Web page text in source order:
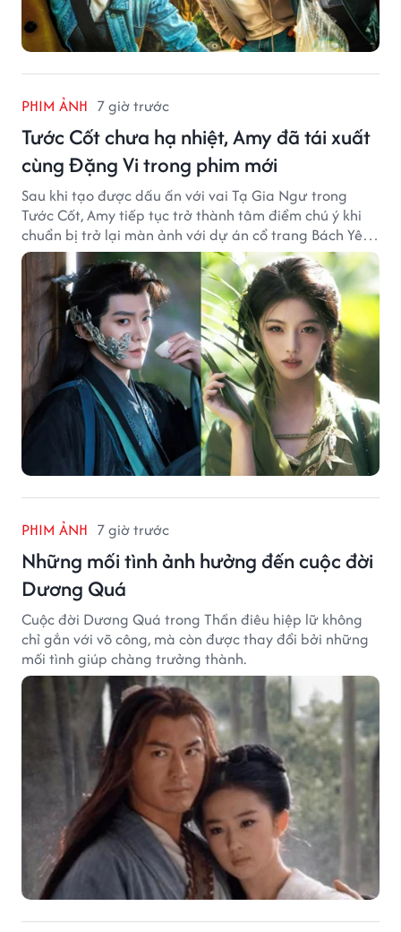
PHIM ẢNH 7 giờ trước
Tước Cốt chưa hạ nhiệt, Amy đã tái xuất
cùng Đặng Vi trong phim mới
Sau khi tạo được dấu ấn với vai Tạ Gia Ngư trong
Tước Cốt, Amy tiếp tục trở thành tâm điểm chú ý khi
chuẩn bị trở lại màn ảnh với dự án cổ trang Bách Yêu
Phổ.
PHIM ẢNH 7 giờ trước
Những mối tình ảnh hưởng đến cuộc đời
Dương Quá
Cuộc đời Dương Quá trong Thần điêu hiệp lữ không
chỉ gắn với võ công, mà còn được thay đổi bởi những
mối tình giúp chàng trưởng thành.